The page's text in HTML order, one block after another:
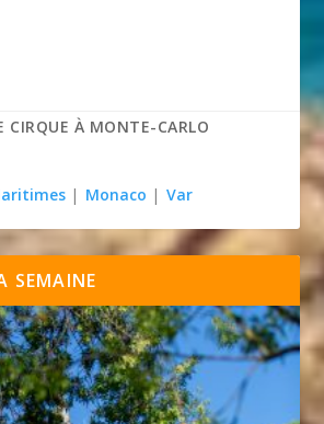
CIRQUE À MONTE-CARLO
| Monaco | Var
SEMAINE